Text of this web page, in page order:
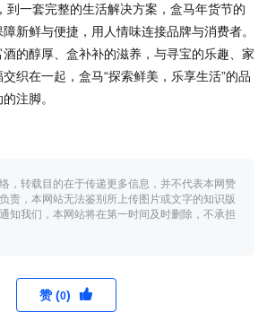
到一套完整的生活解决方案，盒马年货节的
新鲜与便捷，用人情味连接品牌与消费者。
的醇厚、盒补补的滋养，与寻宝的乐趣、家
织在一起，盒马“探索鲜美，乐享生活”的品
注脚。
，转载目的在于传递更多信息，并不代表本网赞
责，本网站无法鉴别所上传图片或文字的知识版
知我们，本网站将在第一时间及时删除，不承担
赞 (0)